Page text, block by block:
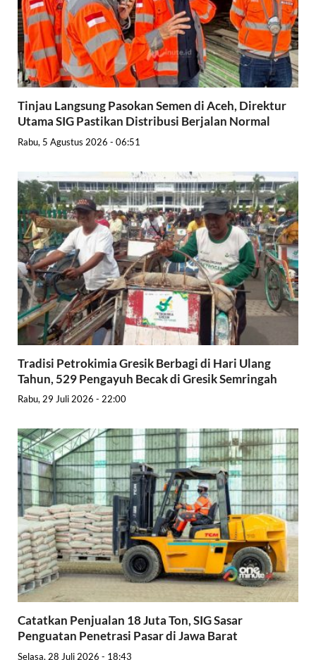
Tinjau Langsung Pasokan Semen di Aceh, Direktur
Utama SIG Pastikan Distribusi Berjalan Normal
Rabu, 5 Agustus 2026 - 06:51
Tradisi Petrokimia Gresik Berbagi di Hari Ulang
Tahun, 529 Pengayuh Becak di Gresik Semringah
Rabu, 29 Juli 2026 - 22:00
Catatkan Penjualan 18 Juta Ton, SIG Sasar
Penguatan Penetrasi Pasar di Jawa Barat
Selasa, 28 Juli 2026 - 18:43